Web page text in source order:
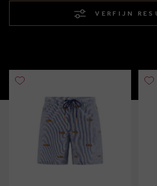
VERFIJN